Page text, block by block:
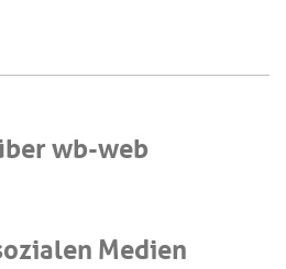
wb-web
Medien